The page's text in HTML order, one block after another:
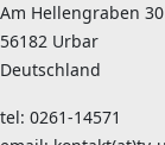
Am Hellengraben 30
56182 Urbar
Deutschland
tel: 0261-14571